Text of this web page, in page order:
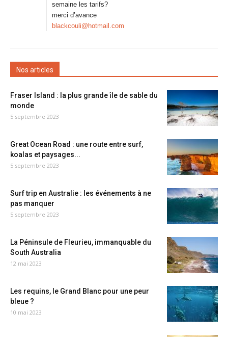
semaine les tarifs?
merci d’avance
blackcouli@hotmail.com
Nos articles
Fraser Island : la plus grande île de sable du
monde
5 septembre 2023
Great Ocean Road : une route entre surf,
koalas et paysages...
5 septembre 2023
Surf trip en Australie : les événements à ne
pas manquer
5 septembre 2023
La Péninsule de Fleurieu, immanquable du
South Australia
12 mai 2023
Les requins, le Grand Blanc pour une peur
bleue ?
10 mai 2023